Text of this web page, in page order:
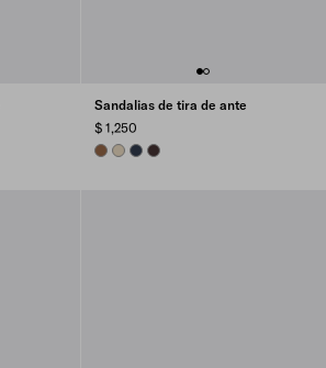
Sandalias de tira de ante
$ 1,250
CINNAMON
DESERT BEIGE
NAVYDARK BROWN